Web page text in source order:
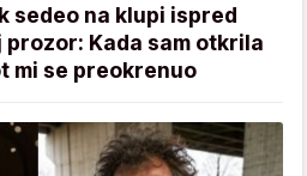
sedeo na klupi ispred
prozor: Kada sam otkrila
mi se preokrenuo